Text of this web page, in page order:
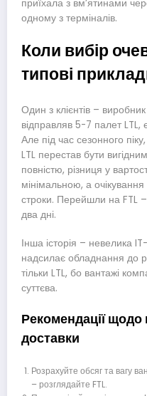
приїхала з вм’ятинами
одному з терміналів.
Коли вибір
типові
Один з клієнтів –
відправляв 5-7 палет LTL,
Але під час сезонного
LTL перестав бути
повністю, різниця у
мінімальною, а
строки. Перейшли на FTL
два дні.
Інша історія – невелика
надсилає обладнання до
тільки LTL, бо вантажі
суттєва.
Рекомендації
доставки
Розрахуйте обсяг та вагу
– розглядайте FTL.